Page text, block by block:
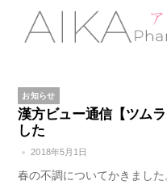
content
お知らせ
漢方ビュー通信【ツム
した
2018年5月1日
春の不調についてかきました